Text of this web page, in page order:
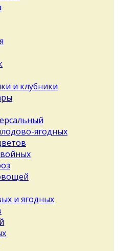
и клубники
ягодных
и ягодных